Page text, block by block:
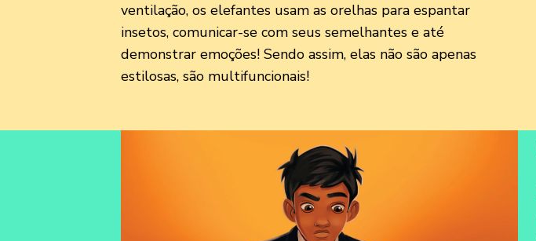
ventilação, os elefantes usam as orelhas para espantar
insetos, comunicar-se com seus semelhantes e até
demonstrar emoções! Sendo assim, elas não são apenas
estilosas, são multifuncionais!